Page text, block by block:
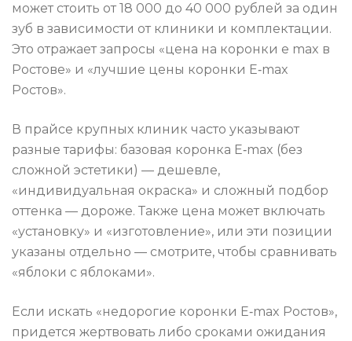
может стоить от 18 000 до 40 000 рублей за один
зуб в зависимости от клиники и комплектации.
Это отражает запросы «цена на коронки e max в
Ростове» и «лучшие цены коронки E‑max
Ростов».
В прайсе крупных клиник часто указывают
разные тарифы: базовая коронка E‑max (без
сложной эстетики) — дешевле,
«индивидуальная окраска» и сложный подбор
оттенка — дороже. Также цена может включать
«установку» и «изготовление», или эти позиции
указаны отдельно — смотрите, чтобы сравнивать
«яблоки с яблоками».
Если искать «недорогие коронки E‑max Ростов»,
придется жертвовать либо сроками ожидания